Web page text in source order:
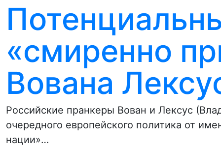
«смиренно
Вована
Российские пранкеры Вован и Лексус
очередного европейского политика от
нации»…